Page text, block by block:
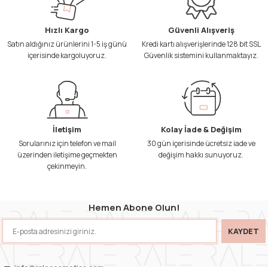
Hızlı Kargo
Satın aldığınız ürünlerini 1-5 iş günü
içerisinde kargoluyoruz.
Güvenli Alışveriş
Kredi kartı alışverişlerinde 128 bit SSL
Güvenlik sistemini kullanmaktayız.
İletişim
Sorularınız için telefon ve mail
üzerinden iletişime geçmekten
çekinmeyin.
Kolay İade & Değişim
30 gün içerisinde ücretsiz iade ve
değişim hakkı sunuyoruz.
Hemen Abone Olun!
KAYDET